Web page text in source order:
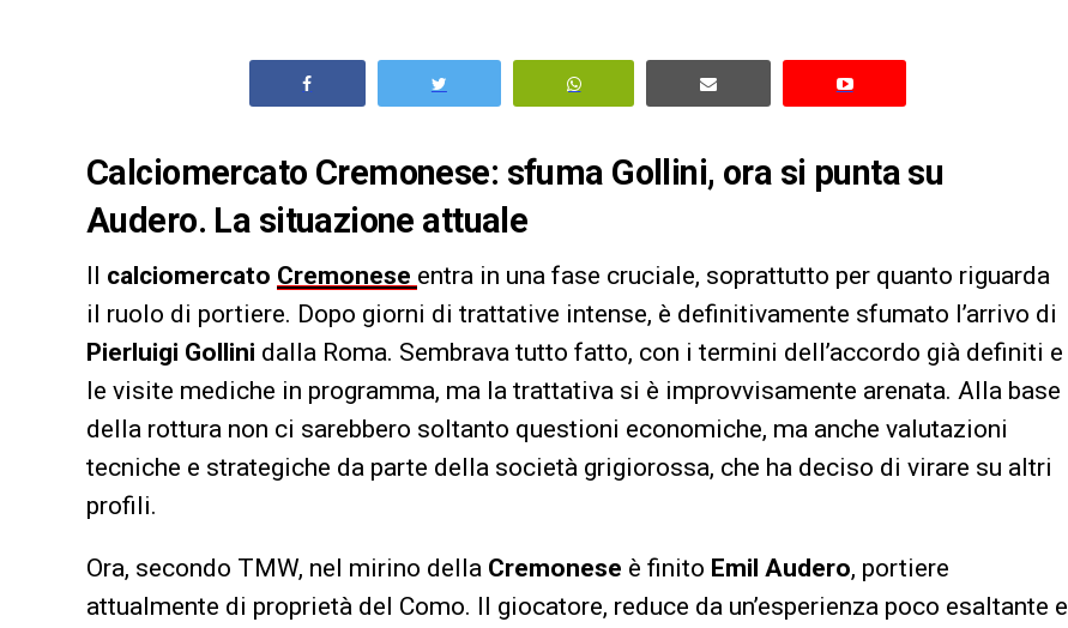
Calciomercato Cremonese: sfuma Gollini, ora si punta su
Audero. La situazione attuale
Il calciomercato Cremonese entra in una fase cruciale, soprattutto per quanto riguarda
il ruolo di portiere. Dopo giorni di trattative intense, è definitivamente sfumato l’arrivo di
Pierluigi Gollini dalla Roma. Sembrava tutto fatto, con i termini dell’accordo già definiti e
le visite mediche in programma, ma la trattativa si è improvvisamente arenata. Alla base
della rottura non ci sarebbero soltanto questioni economiche, ma anche valutazioni
tecniche e strategiche da parte della società grigiorossa, che ha deciso di virare su altri
profili.
Ora, secondo TMW, nel mirino della Cremonese è finito Emil Audero, portiere
attualmente di proprietà del Como. Il giocatore, reduce da un’esperienza poco esaltante e